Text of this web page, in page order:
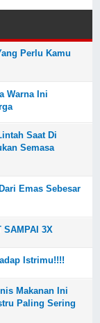
Perlu Kamu
Warna Ini
Saat Di
Semasa
Emas Sebesar
SAMPAI 3X
Istrimu!!!!
Makanan Ini
Paling Sering